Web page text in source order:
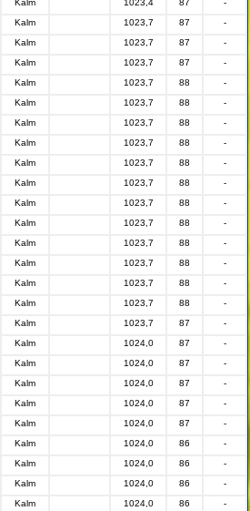
Kalm 1023,4 87
-
Kalm 1023,7 87
-
Kalm 1023,7 87
-
Kalm 1023,7 87
-
Kalm 1023,7 88
-
Kalm 1023,7 88
-
Kalm 1023,7 88
-
Kalm 1023,7 88
-
Kalm 1023,7 88
-
Kalm 1023,7 88
-
Kalm 1023,7 88
-
Kalm 1023,7 88
-
Kalm 1023,7 88
-
Kalm 1023,7 88
-
Kalm 1023,7 88
-
Kalm 1023,7 88
-
Kalm 1023,7 87
-
Kalm 1024,0 87
-
Kalm 1024,0 87
-
Kalm 1024,0 87
-
Kalm 1024,0 87
-
Kalm 1024,0 87
-
Kalm 1024,0 86
-
Kalm 1024,0 86
-
Kalm 1024,0 86
-
Kalm 1024,0 86 -